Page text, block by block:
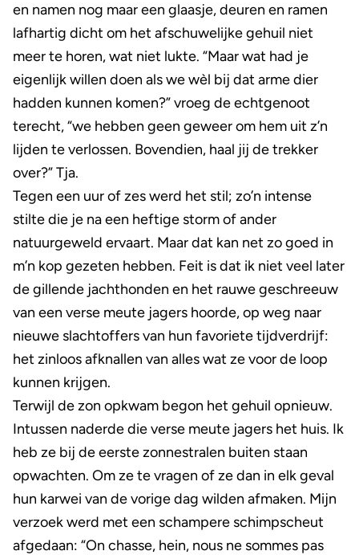
en namen nog maar een glaasje, deuren en ramen
lafhartig dicht om het afschuwelijke gehuil niet
meer te horen, wat niet lukte. “Maar wat had je
eigenlijk willen doen als we wèl bij dat arme dier
hadden kunnen komen?” vroeg de echtgenoot
terecht, “we hebben geen geweer om hem uit z’n
lijden te verlossen. Bovendien, haal jij de trekker
over?” Tja.
Tegen een uur of zes werd het stil; zo’n intense
stilte die je na een heftige storm of ander
natuurgeweld ervaart. Maar dat kan net zo goed in
m’n kop gezeten hebben. Feit is dat ik niet veel later
de gillende jachthonden en het rauwe geschreeuw
van een verse meute jagers hoorde, op weg naar
nieuwe slachtoffers van hun favoriete tijdverdrijf:
het zinloos afknallen van alles wat ze voor de loop
kunnen krijgen.
Terwijl de zon opkwam begon het gehuil opnieuw.
Intussen naderde die verse meute jagers het huis. Ik
heb ze bij de eerste zonnestralen buiten staan
opwachten. Om ze te vragen of ze dan in elk geval
hun karwei van de vorige dag wilden afmaken. Mijn
verzoek werd met een schampere schimpscheut
afgedaan: “On chasse, hein, nous ne sommes pas